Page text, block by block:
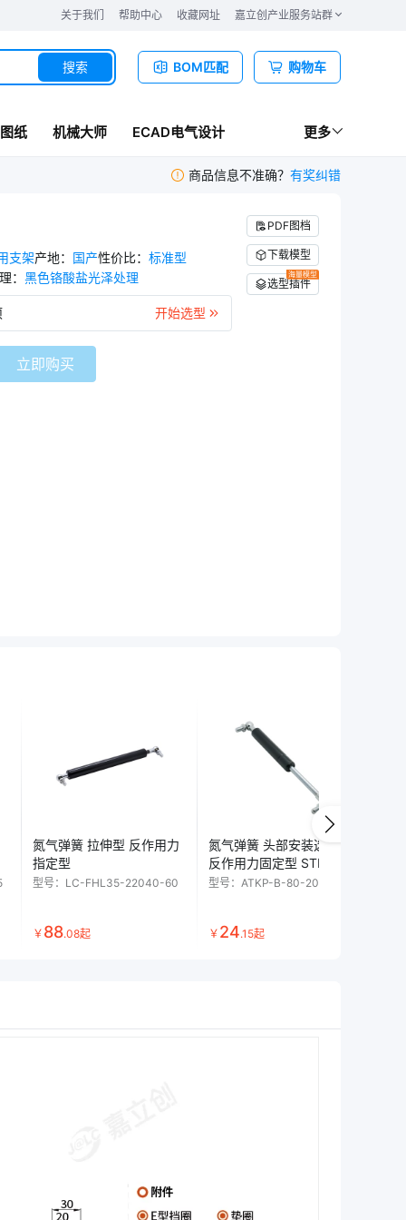
关于我们 帮助中心 收藏网址 嘉立创产业服务站群
BOM匹配 购物车
搜索
纸 机械大师 ECAD电气设计 更多
商品信息不准确？ 有奖纠错
支架产地： 国产性价比： 标准型
： 黑色铬酸盐光泽处理
开始选型
立即购买
PDF图档
下载模型
海量模型
选型插件
氮气弹簧 拉伸型 反作用力
指定型
型号： LC-FHL35-22040-60
￥ 88.08起
氮气弹簧 头部安装选择型
反作用力固定型 STKM11A
型号： ATKP-B-80-200
￥ 24.15起